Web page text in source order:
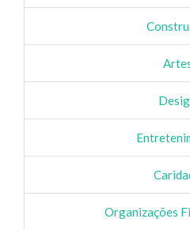
Organizações